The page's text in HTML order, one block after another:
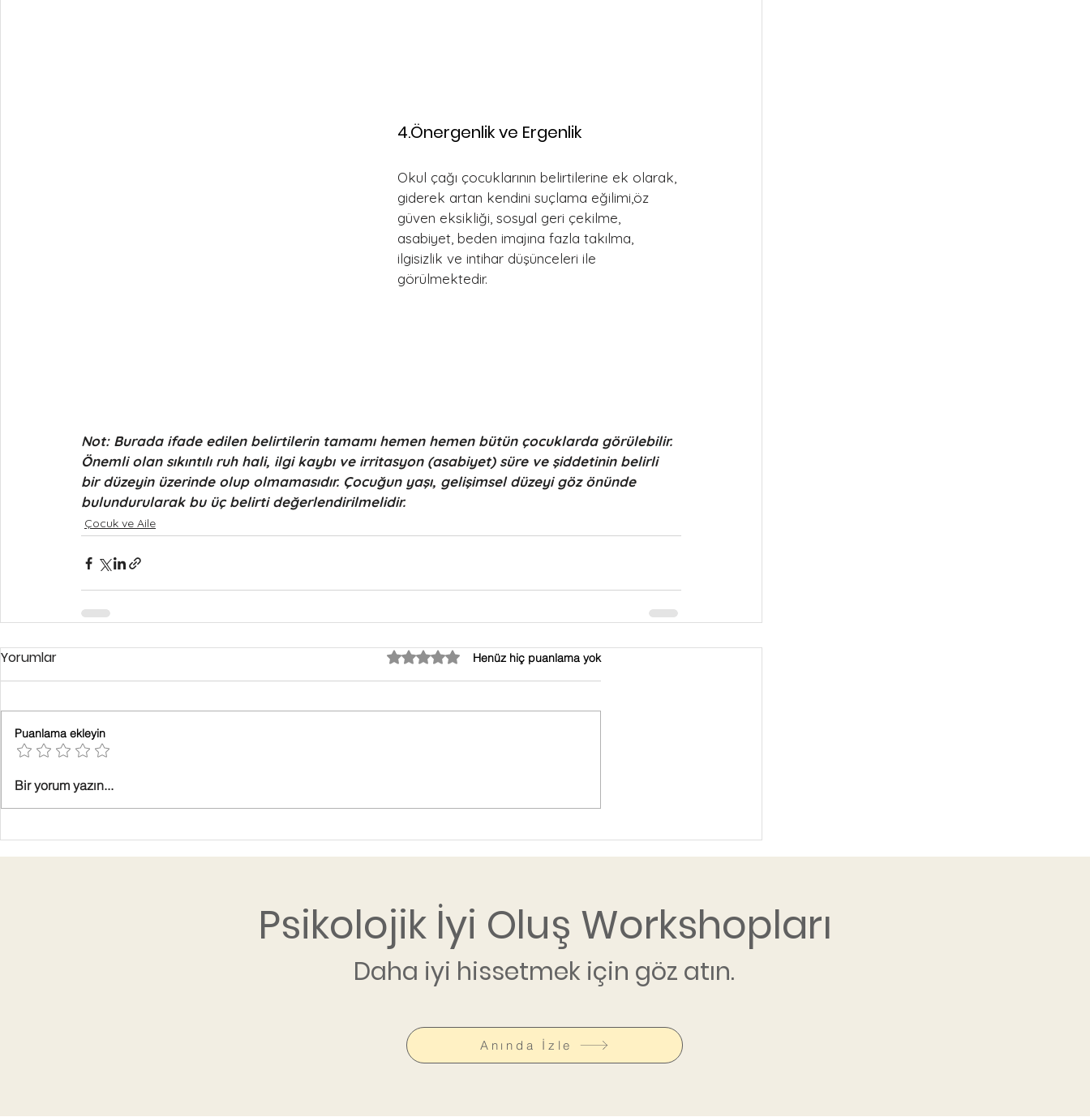
4.Önergenlik ve Ergenlik
Okul çağı çocuklarının belirtilerine ek olarak,
giderek artan kendini suçlama eğilimi,öz
güven eksikliği, sosyal geri çekilme,
asabiyet, beden imajına fazla takılma,
ilgisizlik ve intihar düşünceleri ile
görülmektedir.
Not: Burada ifade edilen belirtilerin tamamı hemen hemen bütün çocuklarda görülebilir.
Önemli olan sıkıntılı ruh hali, ilgi kaybı ve irritasyon (asabiyet) süre ve şiddetinin belirli
bir düzeyin üzerinde olup olmamasıdır. Çocuğun yaşı, gelişimsel düzeyi göz önünde
bulundurularak bu üç belirti değerlendirilmelidir.
Çocuk ve Aile
Yorumlar 5 üzerinden 0 yıldızHenüz hiç puanlama yok
Puanlama ekleyin
Bir yorum yazın...
Psikolojik İyi Oluş Workshopları
Daha iyi hissetmek için göz atın.
Anında İzle